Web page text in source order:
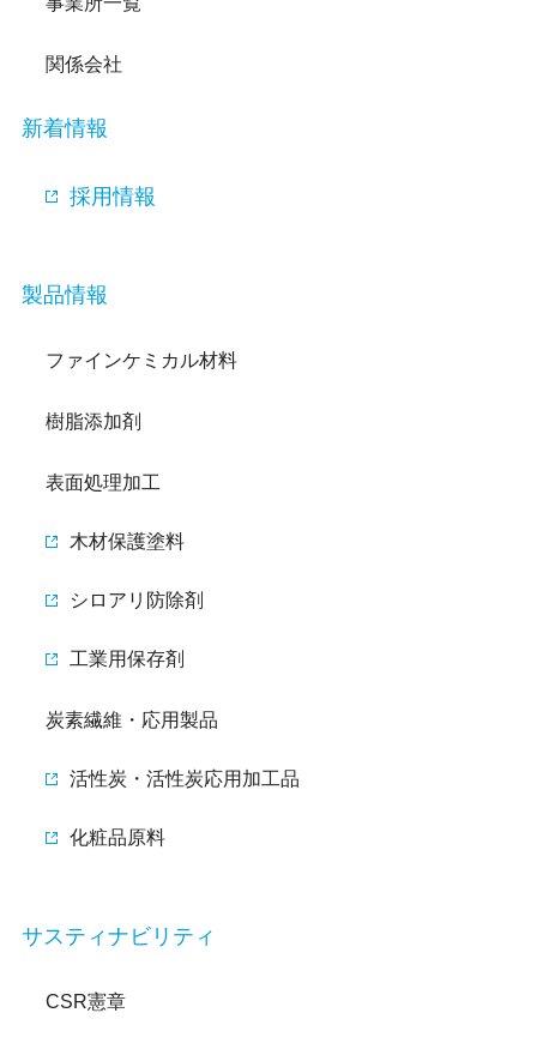
関係会社
新着情報
採用情報
製品情報
ファインケミカル材料
樹脂添加剤
表面処理加工
木材保護塗料
シロアリ防除剤
工業用保存剤
炭素繊維・応用製品
活性炭・活性炭応用加工品
化粧品原料
サスティナビリティ
CSR憲章